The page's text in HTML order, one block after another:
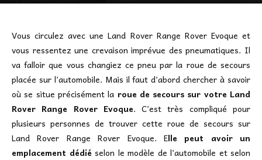
Vous circulez avec une Land Rover Range Rover Evoque et
vous ressentez une crevaison imprévue des pneumatiques. Il
va falloir que vous changiez ce pneu par la roue de secours
placée sur l’automobile. Mais il faut d’abord chercher à savoir
où se situe précisément la roue de secours sur votre Land
Rover Range Rover Evoque. C’est très compliqué pour
plusieurs personnes de trouver cette roue de secours sur
Land Rover Range Rover Evoque. Elle peut avoir un
emplacement dédié selon le modèle de l’automobile et selon